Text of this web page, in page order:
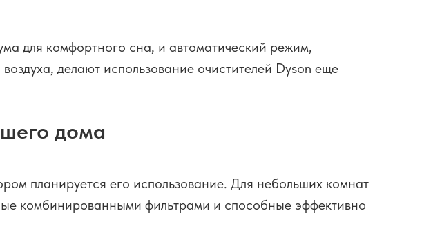
для комфортного сна, и автоматический режим,
делают использование очистителей Dyson еще
дома
планируется его использование. Для небольших комнат
комбинированными фильтрами и способные эффективно